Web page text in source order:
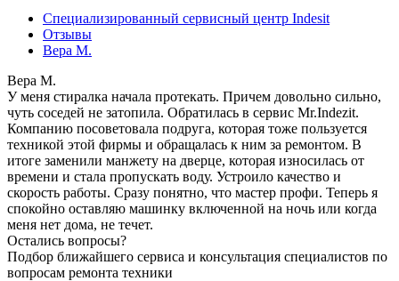
Специализированный сервисный центр Indesit
Отзывы
Вера М.
Вера М.
У меня стиралка начала протекать. Причем довольно сильно,
чуть соседей не затопила. Обратилась в сервис Mr.Indezit.
Компанию посоветовала подруга, которая тоже пользуется
техникой этой фирмы и обращалась к ним за ремонтом. В
итоге заменили манжету на дверце, которая износилась от
времени и стала пропускать воду. Устроило качество и
скорость работы. Сразу понятно, что мастер профи. Теперь я
спокойно оставляю машинку включенной на ночь или когда
меня нет дома, не течет.
Остались вопросы?
Подбор ближайшего сервиса и консультация специалистов по
вопросам ремонта техники